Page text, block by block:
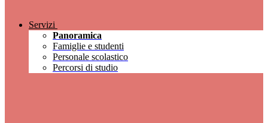
Servizi
Panoramica
Famiglie e studenti
Personale scolastico
Percorsi di studio